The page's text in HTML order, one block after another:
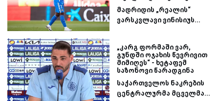
მადრიდის „რეალის“
ვარსკვლავი ვინისიუს...
„კარგ ფორმაში ვარ,
გუნდში ოჯახის წევრივით
მიმიღეს“ - ხეტაფემ
საზონოვი წარადგინა
საქართველოს ნაკრების
ცენტრალურმა მცველმა...